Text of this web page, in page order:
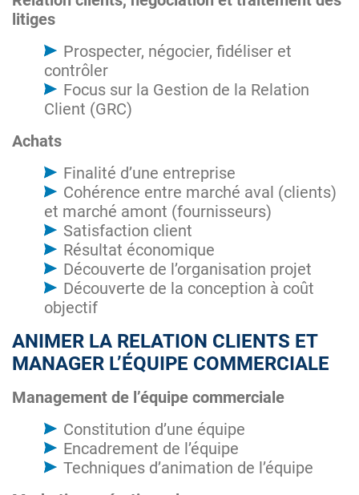
litiges
Prospecter, négocier, fidéliser et
contrôler
Focus sur la Gestion de la Relation
Client (GRC)
Achats
Finalité d’une entreprise
Cohérence entre marché aval (clients)
et marché amont (fournisseurs)
Satisfaction client
Résultat économique
Découverte de l’organisation projet
Découverte de la conception à coût
objectif
ANIMER LA RELATION CLIENTS ET
MANAGER L’ÉQUIPE COMMERCIALE
Management de l’équipe commerciale
Constitution d’une équipe
Encadrement de l’équipe
Techniques d’animation de l’équipe